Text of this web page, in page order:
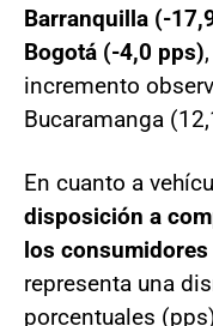
Barranquilla (-
Bogotá (-4,0 pps)
incremento
Bucaramanga
En cuanto a
disposición a
los
representa una
porcentuales